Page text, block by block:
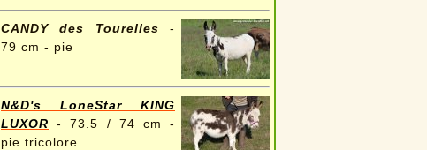
CANDY des Tourelles -
79 cm - pie
N&D's LoneStar KING
LUXOR - 73.5 / 74 cm -
pie tricolore